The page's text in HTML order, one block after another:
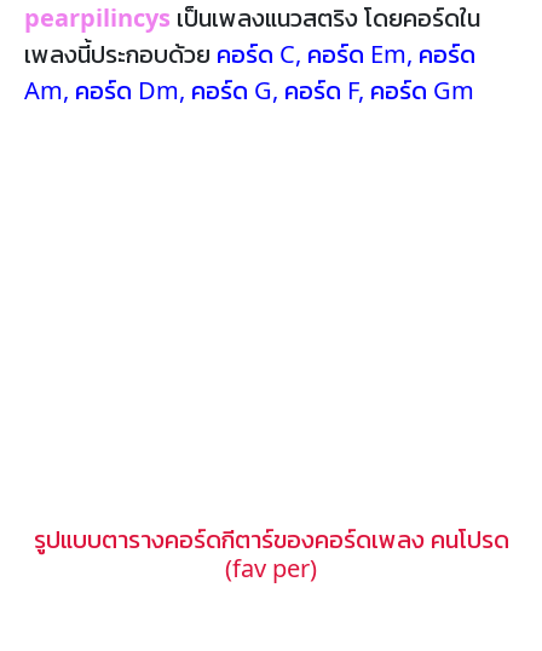
pearpilincys เป็นเพลงแนวสตริง โดยคอร์ดใน
เพลงนี้ประกอบด้วย คอร์ด C, คอร์ด Em, คอร์ด
Am, คอร์ด Dm, คอร์ด G, คอร์ด F, คอร์ด Gm
รูปแบบตารางคอร์ดกีตาร์ของคอร์ดเพลง คนโปรด
(fav per)